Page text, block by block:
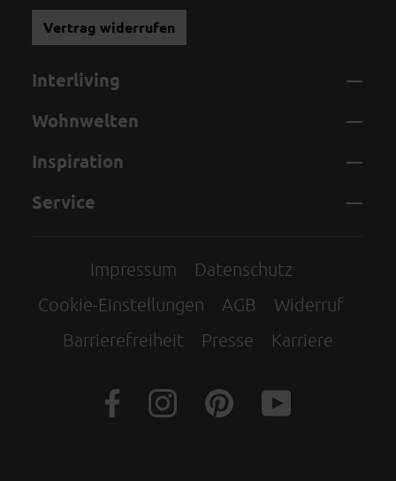
Vertrag widerrufen
Interliving
Wohnwelten
Inspiration
Service
Impressum
Datenschutz
Cookie-Einstellungen
AGB
Widerruf
Barrierefreiheit
Presse Karriere